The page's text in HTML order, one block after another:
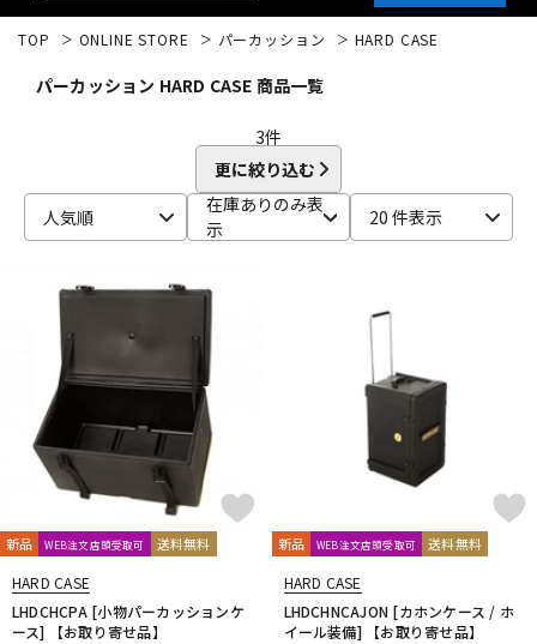
ドラム パーカッション
キーボード 電子ピアノ
アンプ エフェクター
TOP ONLINE STORE パーカッション HARD CASE
パーカッション HARD CASE 商品一覧
3件
更に絞り込む
人気順
在庫ありのみ表
示
20 件表示
新品 WEB注文店頭受取可 送料無料
HARD CASE
LHDCHCPA [小物パーカッションケ
ース] 【お取り寄せ品】
新品 WEB注文店頭受取可 送料無料
HARD CASE
LHDCHNCAJON [カホンケース / ホ
イール装備] 【お取り寄せ品】